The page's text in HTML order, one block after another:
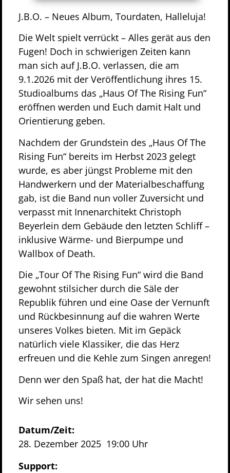
J.B.O. – Neues Album, Tourdaten, Halleluja!
Die Welt spielt verrückt – Alles gerät aus den
Fugen! Doch in schwierigen Zeiten kann
man sich auf J.B.O. verlassen, die am
9.1.2026 mit der Veröffentlichung ihres 15.
Studioalbums das „Haus Of The Rising Fun“
eröffnen werden und Euch damit Halt und
Orientierung geben.
Nachdem der Grundstein des „Haus Of The
Rising Fun“ bereits im Herbst 2023 gelegt
wurde, es aber jüngst Probleme mit den
Handwerkern und der Materialbeschaffung
gab, ist die Band nun voller Zuversicht und
verpasst mit Innenarchitekt Christoph
Beyerlein dem Gebäude den letzten Schliff –
inklusive Wärme- und Bierpumpe und
Wallbox of Death.
Die „Tour Of The Rising Fun“ wird die Band
gewohnt stilsicher durch die Säle der
Republik führen und eine Oase der Vernunft
und Rückbesinnung auf die wahren Werte
unseres Volkes bieten. Mit im Gepäck
natürlich viele Klassiker, die das Herz
erfreuen und die Kehle zum Singen anregen!
Denn wer den Spaß hat, der hat die Macht!
Wir sehen uns!
Datum/Zeit:
28. Dezember 2025 19:00 Uhr
Support: